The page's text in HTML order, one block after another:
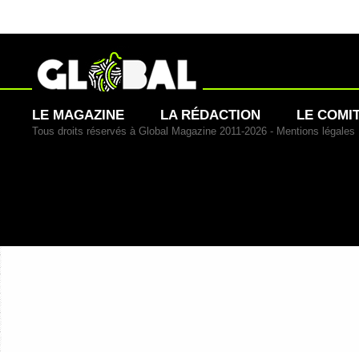
LE MAGAZINE LA RÉDACTION LE
Tous droits réservés à Global Magazine 2011-2026 - Mentions légales